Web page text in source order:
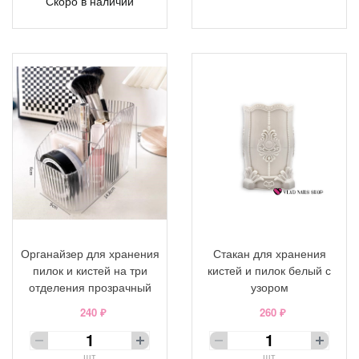
Органайзер для хранения
пилок и кистей на три
отделения прозрачный
240 ₽
шт
Стакан для хранения
кистей и пилок белый с
узором
260 ₽
шт